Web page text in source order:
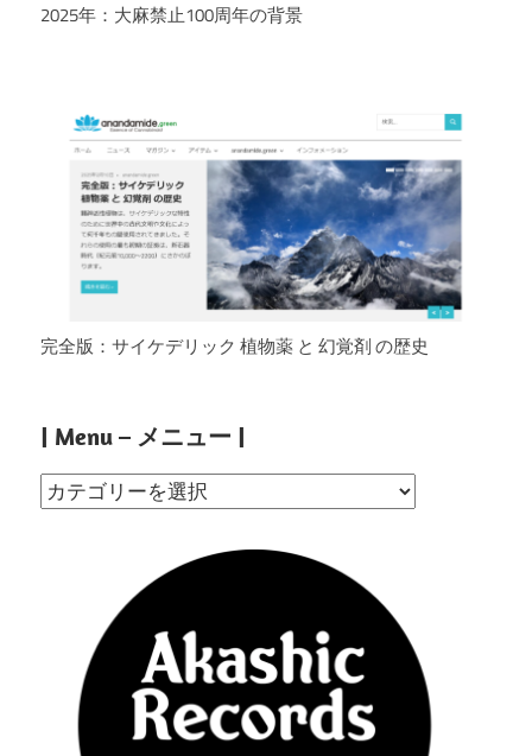
2025年：大麻禁止100周年の背景
完全版：サイケデリック 植物薬 と 幻覚剤 の歴史
| Menu – メニュー |